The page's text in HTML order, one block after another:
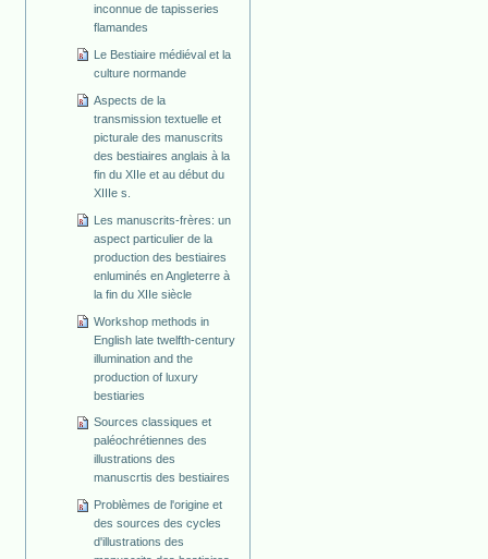
inconnue de tapisseries
flamandes
Le Bestiaire médiéval et la
culture normande
Aspects de la
transmission textuelle et
picturale des manuscrits
des bestiaires anglais à la
fin du XIIe et au début du
XIIIe s.
Les manuscrits-frères: un
aspect particulier de la
production des bestiaires
enluminés en Angleterre à
la fin du XIIe siècle
Workshop methods in
English late twelfth-century
illumination and the
production of luxury
bestiaries
Sources classiques et
paléochrétiennes des
illustrations des
manuscrtis des bestiaires
Problèmes de l'origine et
des sources des cycles
d'illustrations des